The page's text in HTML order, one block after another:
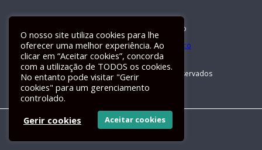
Livro de Reclamações Electrónico
GALILEU 2026 © Todos os direitos reservados
Um siteActiveMedia
O nosso site utiliza cookies para lhe
oferecer uma melhor experiência. Ao
clicar em “Aceitar cookies”, concorda
com a utilização de TODOS os cookies.
No entanto pode visitar "Gerir
cookies" para um gerenciamento
controlado.
Gerir cookies
Aceitar cookies